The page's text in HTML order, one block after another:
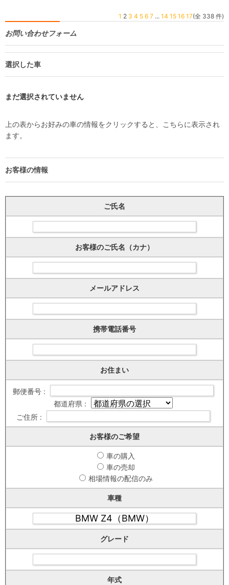
1 2 3 4 5 6 7 ... 14 15 16 17(全 338 件)
お問い合わせフォーム
選択した車
まだ選択されていません
上の表からお好みの車の情報をクリックすると、こちらに表示され
ます。
お客様の情報
ご氏名
お客様のご氏名（カナ）
メールアドレス
携帯電話番号
お住まい
郵便番号 :
都道府県 :
ご住所 :
お客様のご希望
車の購入
車の売却
相場情報の配信のみ
車種
グレード
年式